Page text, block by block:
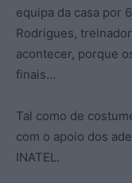
equipa da casa por
Rodrigues,
acontecer, porque
finais…
Tal como de
com o apoio dos
INATEL.